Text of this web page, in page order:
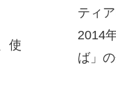
使
ティ
2014
ば」